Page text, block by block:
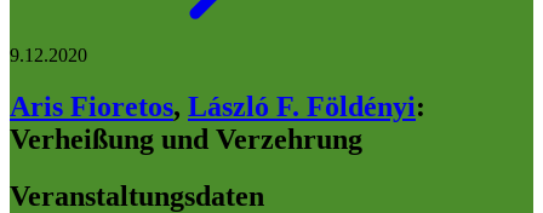
9.12.2020
Aris Fioretos, László F. Földényi:
Verheißung und Verzehrung
Veranstaltungsdaten